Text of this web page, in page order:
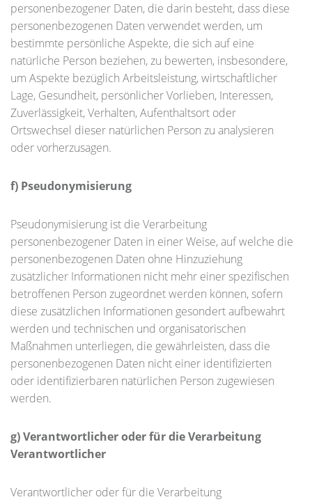
personenbezogener Daten, die darin besteht, dass diese
personenbezogenen Daten verwendet werden, um
bestimmte persönliche Aspekte, die sich auf eine
natürliche Person beziehen, zu bewerten, insbesondere,
um Aspekte bezüglich Arbeitsleistung, wirtschaftlicher
Lage, Gesundheit, persönlicher Vorlieben, Interessen,
Zuverlässigkeit, Verhalten, Aufenthaltsort oder
Ortswechsel dieser natürlichen Person zu analysieren
oder vorherzusagen.
f) Pseudonymisierung
Pseudonymisierung ist die Verarbeitung
personenbezogener Daten in einer Weise, auf welche die
personenbezogenen Daten ohne Hinzuziehung
zusätzlicher Informationen nicht mehr einer spezifischen
betroffenen Person zugeordnet werden können, sofern
diese zusätzlichen Informationen gesondert aufbewahrt
werden und technischen und organisatorischen
Maßnahmen unterliegen, die gewährleisten, dass die
personenbezogenen Daten nicht einer identifizierten
oder identifizierbaren natürlichen Person zugewiesen
werden.
g) Verantwortlicher oder für die Verarbeitung
Verantwortlicher
Verantwortlicher oder für die Verarbeitung